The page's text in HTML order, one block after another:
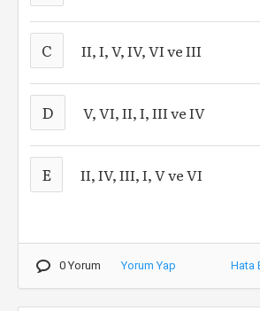
C II, I, V, IV, VI ve III
D V, VI, II, I, III ve IV
E II, IV, III, I, V ve VI
0 Yorum Yorum Yap Hata